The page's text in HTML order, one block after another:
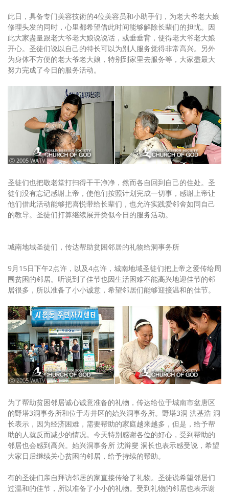
此日，具备专门美容技術的4位美容员和小助手们，为老大爷老大娘
修理头发的同时，心里都希望借此时间能够解除长辈们的担忧。因
此大家盡量跟老大爷老大娘说说话，或垂垂背，使得老大爷老大娘
开心。圣徒们说以自己的特长可以为别人服务觉得非常高兴。另外
为身体不方便的老大爷老大娘，特别到家里去服务等，大家盡最大
努力完成了今日的服务活动。
ⓒ 2005 WATV
圣徒们也把敬老堂打扫得干干净净，然而各自回到自己的住处。圣
徒们没有忘记感谢上帝，使他们按照计划完成一切事，感谢上帝让
他们借此活动能够把喜悦带给长辈们，也允许实践爱邻舍如同自己
的教导。圣徒们打算继续展开类似今日的服务活动。
城南地域圣徒们，传达帮助贫困邻居的礼物给洞事务所
9月15日下午2点许，以及4点许，城南地域圣徒们把上帝之爱传给周
围贫困的邻居。听说到了佳节也因生活困难不能高兴地迎佳节的邻
居很多，所以准备了小小诚意，希望邻居们能够迎接温和的佳节。
ⓒ 2005 WATV
为了帮助贫困邻居诚心诚意准备的礼物，传达给位于城南市盆唐区
的野塔3洞事务所和位于寿井区的始兴洞事务所。野塔3洞 洪基浩 洞
长表示，因为经济困难，需要帮助的家庭越来越多，但是，给予帮
助的人就反而减少的情况。今天特别感谢各位的好心，受到帮助的
邻居也会感到高兴。始兴洞事务所 沈辩燮 洞长也表示感受说，希望
大家日后继续关心贫困的邻居，给予持续的帮助。
有的圣徒们亲自拜访邻居的家直接传给了礼物。圣徒说希望邻居们
过温和的佳节，所以准备了小小的礼物。受到礼物的邻居也表示谢